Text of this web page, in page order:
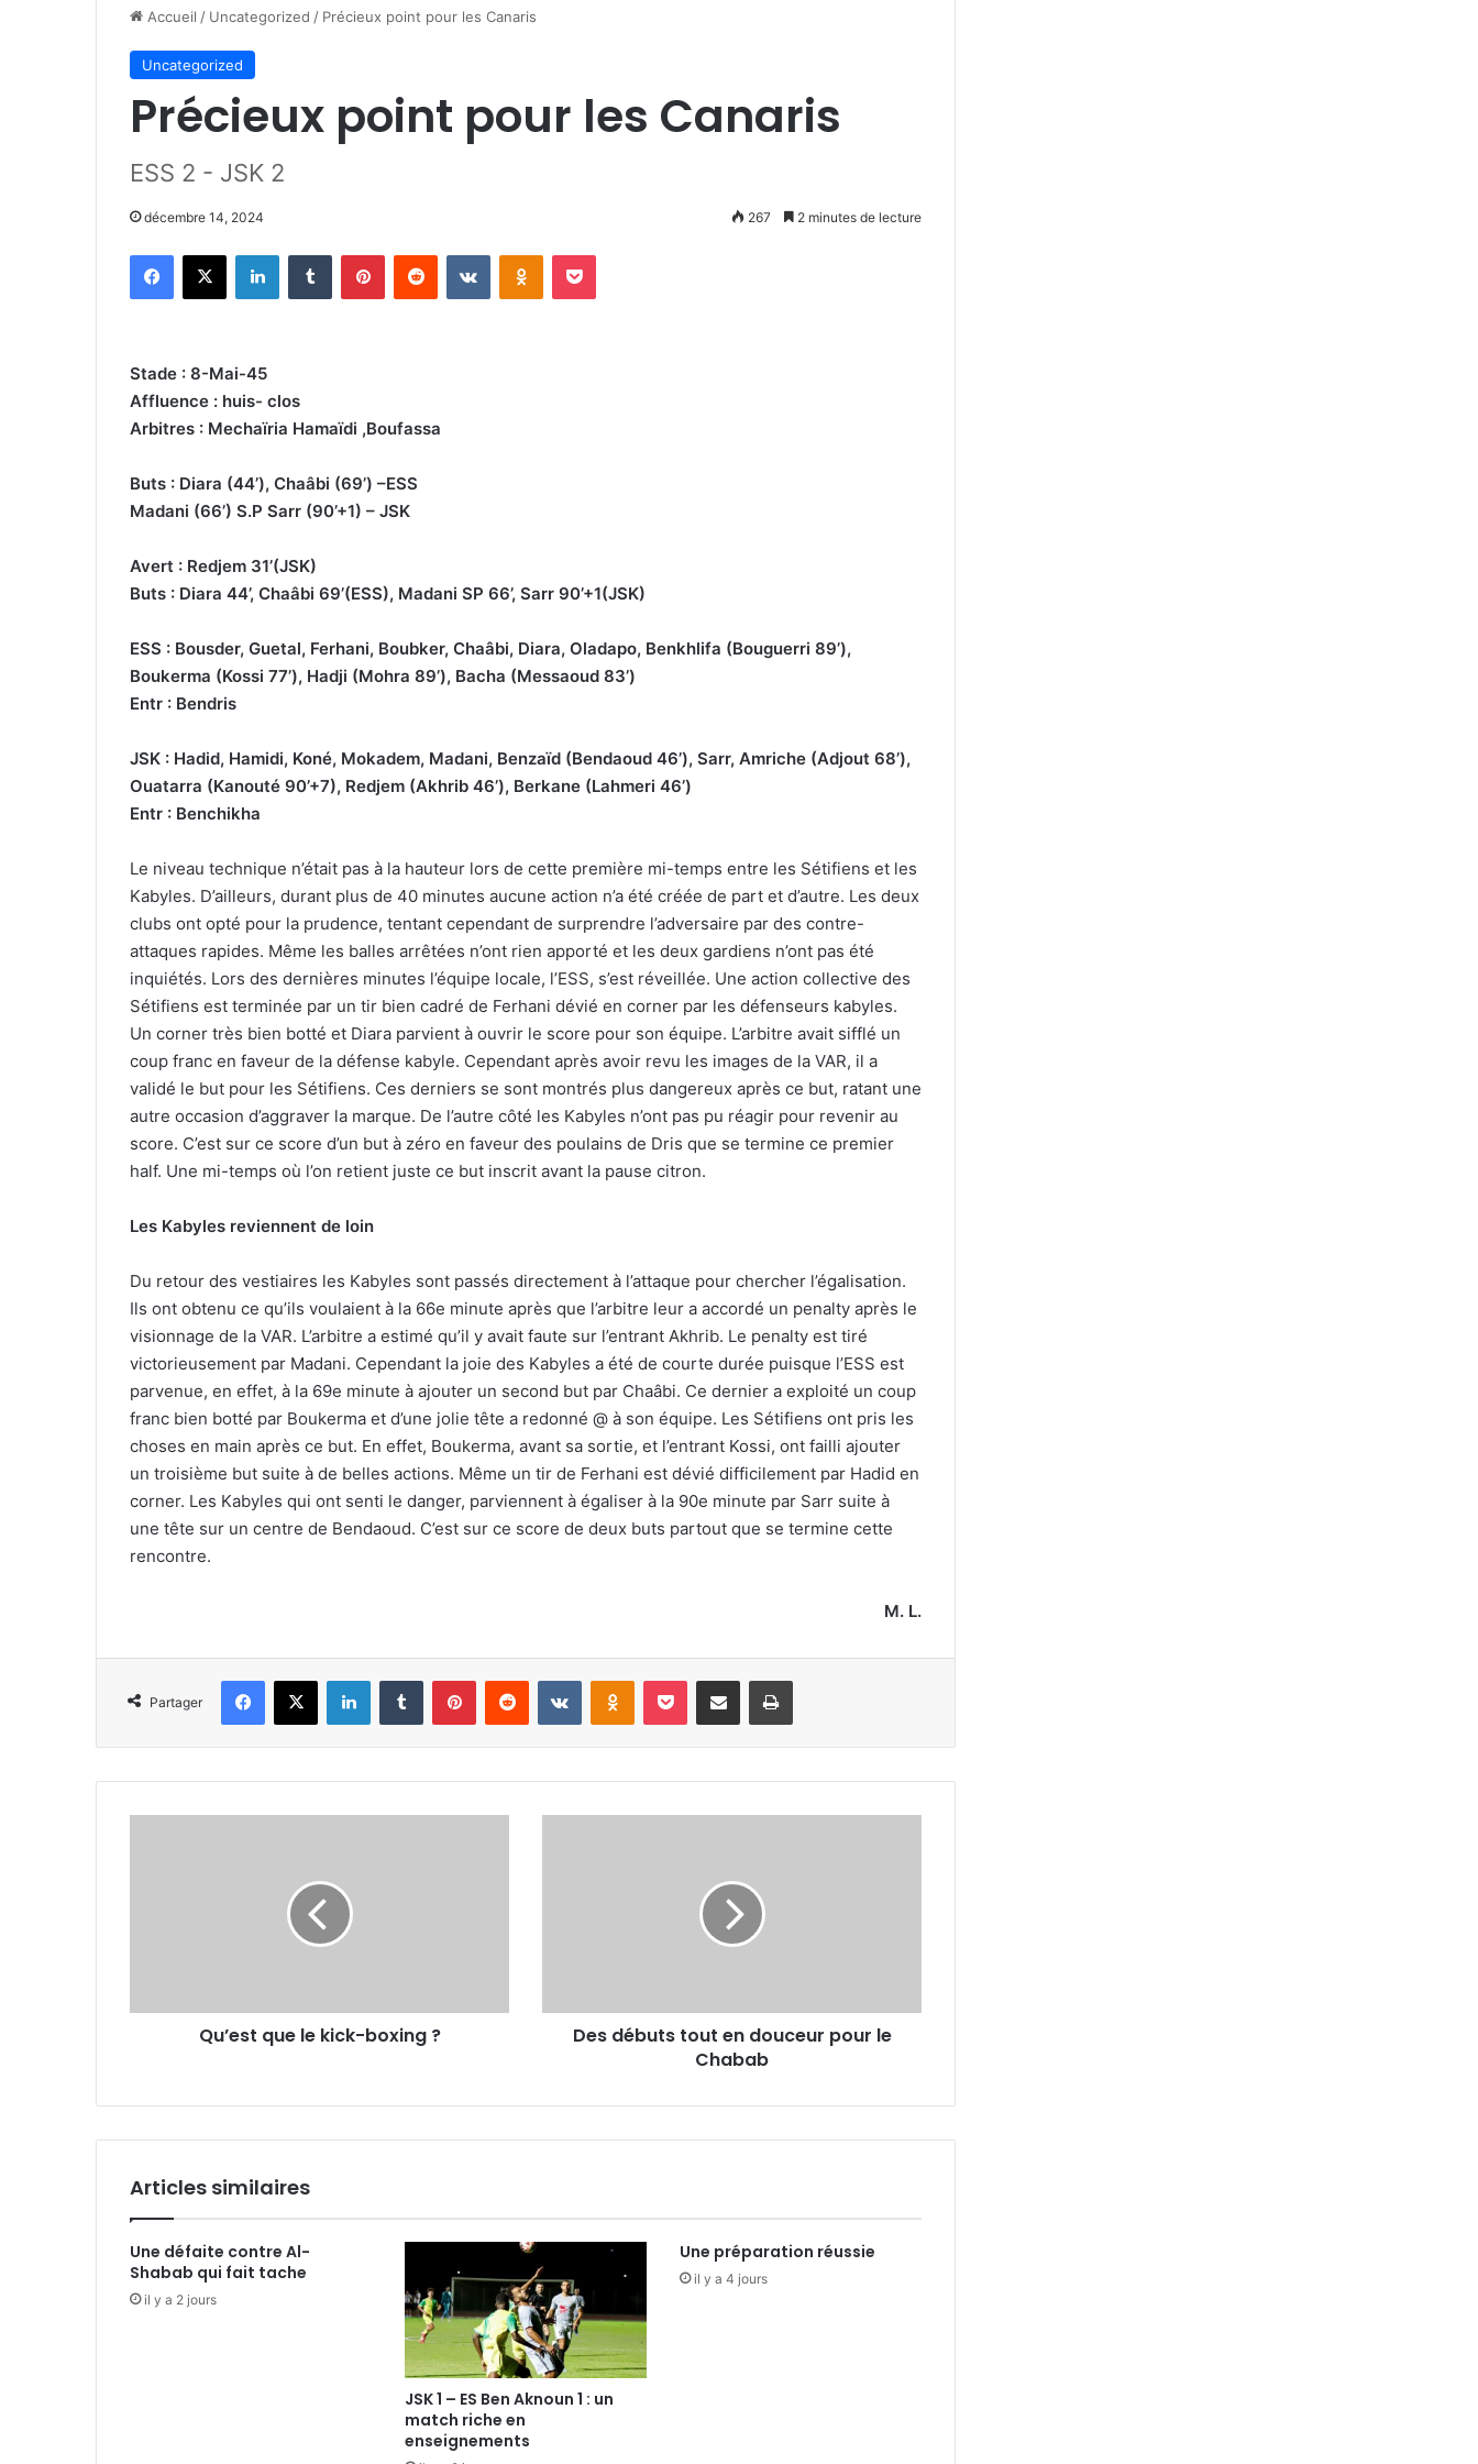
Accueil / Uncategorized / Précieux point pour les Canaris
Uncategorized
Précieux point pour les Canaris
ESS 2 - JSK 2
décembre 14, 2024 267 2 minutes de lecture
Facebook
X LinkedinTumblr PinterestReddit VKontakteOdnoklassniki
Pocket
Stade : 8-Mai-45
Affluence : huis- clos
Arbitres : Mechaïria Hamaïdi ,Boufassa
Buts : Diara (44’), Chaâbi (69’) –ESS
Madani (66’) S.P Sarr (90’+1) – JSK
Avert : Redjem 31’(JSK)
Buts : Diara 44’, Chaâbi 69’(ESS), Madani SP 66’, Sarr 90’+1(JSK)
ESS : Bousder, Guetal, Ferhani, Boubker, Chaâbi, Diara, Oladapo, Benkhlifa (Bouguerri 89’),
Boukerma (Kossi 77’), Hadji (Mohra 89’), Bacha (Messaoud 83’)
Entr : Bendris
JSK : Hadid, Hamidi, Koné, Mokadem, Madani, Benzaïd (Bendaoud 46’), Sarr, Amriche (Adjout 68’),
Ouatarra (Kanouté 90’+7), Redjem (Akhrib 46’), Berkane (Lahmeri 46’)
Entr : Benchikha
Le niveau technique n’était pas à la hauteur lors de cette première mi-temps entre les Sétifiens et les
Kabyles. D’ailleurs, durant plus de 40 minutes aucune action n’a été créée de part et d’autre. Les deux
clubs ont opté pour la prudence, tentant cependant de surprendre l’adversaire par des contre-
attaques rapides. Même les balles arrêtées n’ont rien apporté et les deux gardiens n’ont pas été
inquiétés. Lors des dernières minutes l’équipe locale, l’ESS, s’est réveillée. Une action collective des
Sétifiens est terminée par un tir bien cadré de Ferhani dévié en corner par les défenseurs kabyles.
Un corner très bien botté et Diara parvient à ouvrir le score pour son équipe. L’arbitre avait sifflé un
coup franc en faveur de la défense kabyle. Cependant après avoir revu les images de la VAR, il a
validé le but pour les Sétifiens. Ces derniers se sont montrés plus dangereux après ce but, ratant une
autre occasion d’aggraver la marque. De l’autre côté les Kabyles n’ont pas pu réagir pour revenir au
score. C’est sur ce score d’un but à zéro en faveur des poulains de Dris que se termine ce premier
half. Une mi-temps où l’on retient juste ce but inscrit avant la pause citron.
Les Kabyles reviennent de loin
Du retour des vestiaires les Kabyles sont passés directement à l’attaque pour chercher l’égalisation.
Ils ont obtenu ce qu’ils voulaient à la 66e minute après que l’arbitre leur a accordé un penalty après le
visionnage de la VAR. L’arbitre a estimé qu’il y avait faute sur l’entrant Akhrib. Le penalty est tiré
victorieusement par Madani. Cependant la joie des Kabyles a été de courte durée puisque l’ESS est
parvenue, en effet, à la 69e minute à ajouter un second but par Chaâbi. Ce dernier a exploité un coup
franc bien botté par Boukerma et d’une jolie tête a redonné @ à son équipe. Les Sétifiens ont pris les
choses en main après ce but. En effet, Boukerma, avant sa sortie, et l’entrant Kossi, ont failli ajouter
un troisième but suite à de belles actions. Même un tir de Ferhani est dévié difficilement par Hadid en
corner. Les Kabyles qui ont senti le danger, parviennent à égaliser à la 90e minute par Sarr suite à
une tête sur un centre de Bendaoud. C’est sur ce score de deux buts partout que se termine cette
rencontre.
M. L.
Partager
Facebook
X LinkedinTumblr PinterestReddit VKontakteOdnoklassniki
Pocket Partager par email Imprimer
Qu’est que le kick-boxing ?
Des débuts tout en douceur pour le
Chabab
Articles similaires
Une défaite contre Al-
Shabab qui fait tache
il y a 2 jours
JSK 1 – ES Ben Aknoun 1 : un
match riche en
enseignements
Une préparation réussie
il y a 4 jours